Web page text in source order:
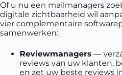
Of u nu een mailmanagers
digitale zichtbaarheid wil
vier complementaire
samenwerken:
Reviewmanagers —
reviews van uw klanten,
en zet uw beste reviews